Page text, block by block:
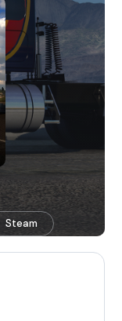
Steam